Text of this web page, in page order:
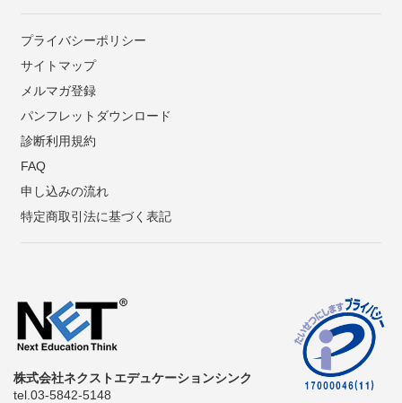
プライバシーポリシー
サイトマップ
メルマガ登録
パンフレットダウンロード
診断利用規約
FAQ
申し込みの流れ
特定商取引法に基づく表記
株式会社ネクストエデュケーションシンク
tel.03-5842-5148